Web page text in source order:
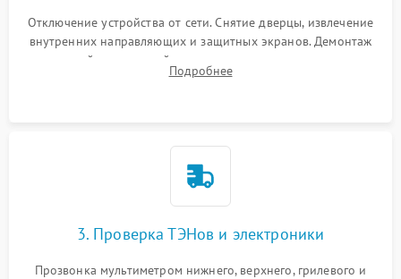
Отключение устройства от сети. Снятие дверцы, извлечение
внутренних направляющих и защитных экранов. Демонтаж
задней или верхней панели для прямого доступа к
нагревательным элементам, плате и вентиляторам.
Подробнее
3. Проверка ТЭНов и электроники
Прозвонка мультиметром нижнего, верхнего, грилевого и